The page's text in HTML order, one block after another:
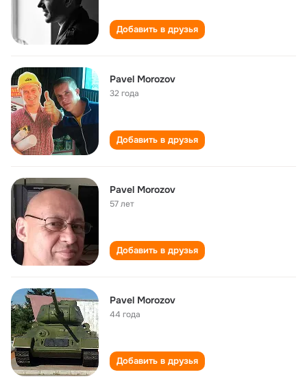
Добавить в друзья
Pavel Morozov
32 года
Добавить в друзья
Pavel Morozov
57 лет
Добавить в друзья
Pavel Morozov
44 года
Добавить в друзья